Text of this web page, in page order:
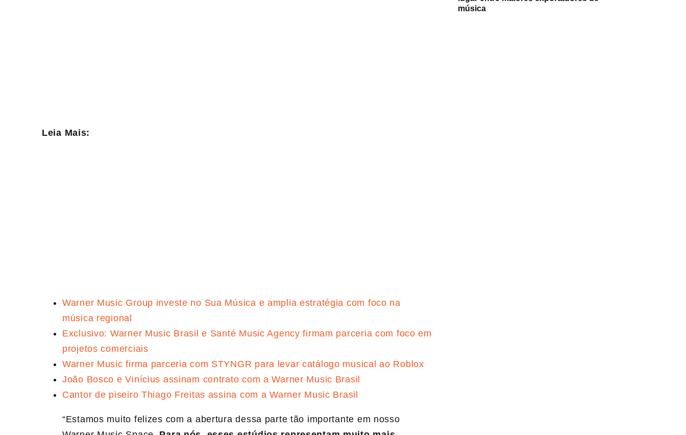
Leia Mais:
Warner Music Group investe no Sua Música e amplia estratégia com foco na
música regional
Exclusivo: Warner Music Brasil e Santé Music Agency firmam parceria com foco em
projetos comerciais
Warner Music firma parceria com STYNGR para levar catálogo musical ao Roblox
João Bosco e Vinícius assinam contrato com a Warner Music Brasil
Cantor de piseiro Thiago Freitas assina com a Warner Music Brasil
“Estamos muito felizes com a abertura dessa parte tão importante em nosso
música